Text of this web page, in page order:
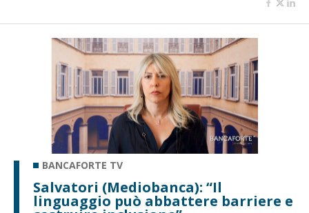
BANCAFORTE TV
Salvatori (Mediobanca): “Il
linguaggio può abbattere barriere e